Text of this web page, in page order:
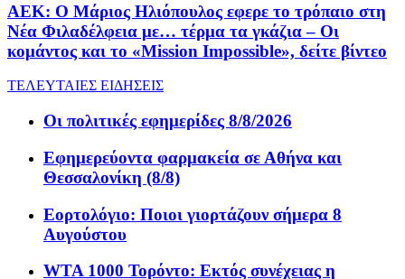
AEK: O Μάριος Ηλιόπουλος εφερε το τρόπαιο στη
Νέα Φιλαδέλφεια με… τέρμα τα γκάζια – Οι
κομάντος και το «Mission Impossible», δείτε βίντεο
ΤΕΛΕΥΤΑΙΕΣ ΕΙΔΗΣΕΙΣ
Οι πολιτικές εφημερίδες 8/8/2026
Εφημερεύοντα φαρμακεία σε Αθήνα και
Θεσσαλονίκη (8/8)
Εορτολόγιο: Ποιοι γιορτάζουν σήμερα 8
Αυγούστου
WTA 1000 Τορόντο: Εκτός συνέχειας η